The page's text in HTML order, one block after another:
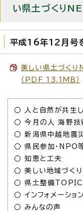
い県土づくり
平成16年12月号
美しい県土づく
（PDF 13.1MB）
○ 人と自然が共生し
○ 今月の人 海野技
○ 新潟県中越地震
○ 県民参加・NPO
○ 知恵と工夫
○ 美しい地域づくり
○ 県土整備
○ インフォメーション
○ みんなの声